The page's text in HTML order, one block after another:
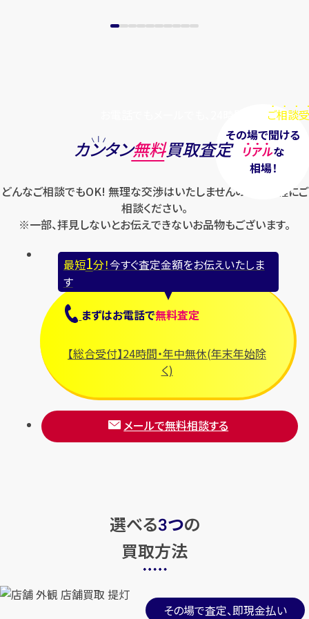
ご相談
その場で聞ける
リアルな
相場！
カンタン無料買取査定
どんなご相談でもOK! 無理な交渉はいたしませんのでお気軽にご
相談ください。
※一部、拝見しないとお伝えできないお品物もございます。
最短1分！今すぐ査定金額をお伝えいたしま
す
まずはお電話で無料査定
【総合受付】24時間・年中無休(年末年始除
く)
メールで無料相談する
選べる3つの
買取方法
その場で査定、即現金払い